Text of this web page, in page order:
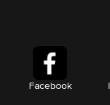
Facebook